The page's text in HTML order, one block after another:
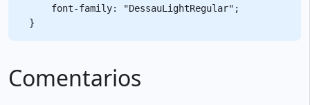
    font-family: "DessauLightRegular";
Comentarios